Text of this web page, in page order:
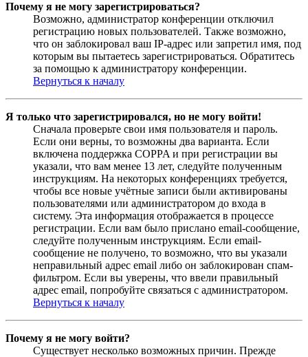
Почему я не могу зарегистрироваться?
Возможно, администратор конференции отключил
регистрацию новых пользователей. Также возможно,
что он заблокировал ваш IP-адрес или запретил имя, под
которым вы пытаетесь зарегистрироваться. Обратитесь
за помощью к администратору конференции.
Вернуться к началу
Я только что зарегистрировался, но не могу войти!
Сначала проверьте свои имя пользователя и пароль.
Если они верны, то возможны два варианта. Если
включена поддержка COPPA и при регистрации вы
указали, что вам менее 13 лет, следуйте полученным
инструкциям. На некоторых конференциях требуется,
чтобы все новые учётные записи были активированы
пользователями или администратором до входа в
систему. Эта информация отображается в процессе
регистрации. Если вам было прислано email-сообщение,
следуйте полученным инструкциям. Если email-
сообщение не получено, то возможно, что вы указали
неправильный адрес email либо он заблокирован спам-
фильтром. Если вы уверены, что ввели правильный
адрес email, попробуйте связаться с администратором.
Вернуться к началу
Почему я не могу войти?
Существует несколько возможных причин. Прежде